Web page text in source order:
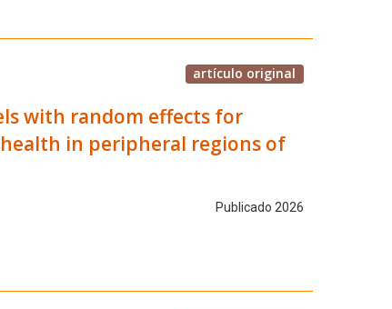
artículo original
with random effects for
in peripheral regions of
Publicado 2026